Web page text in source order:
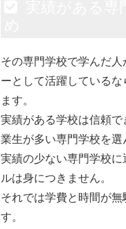
その専門学校で学んだ
ーとして活躍しているな
ます。
実績がある学校は信頼
業生が多い専門学校を選
実績の少ない専門学校
ルは身につきません。
それでは学費と時間が無
す。